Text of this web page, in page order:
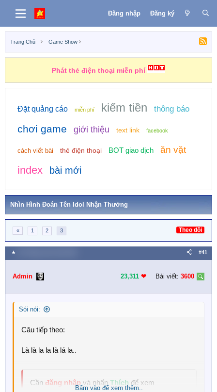
Đăng nhập Đăng ký
Trang Chủ Game Show
Phát thẻ điện thoại miễn phí
Đặt quảng cáo miễn phí kiếm tiền thông báo
chơi game giới thiệu text link facebook
cách viết bài thẻ điện thoại BOT giao dịch ăn vặt
index bài mới
Nhìn Hình Đoán Tên Idol Nhận Thưởng
« 1 2 3 Theo dõi
★ #41
Admin 23,311 ❤︎ Bài viết: 3600
Sói nói:
Câu tiếp theo:
Là là la la là lá la..
Cần đăng nhập và nhấn Thích để xem
Bấm vào để xem thêm..